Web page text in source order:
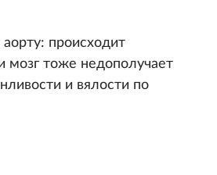
происходит
тоже недополучает
и вялости по